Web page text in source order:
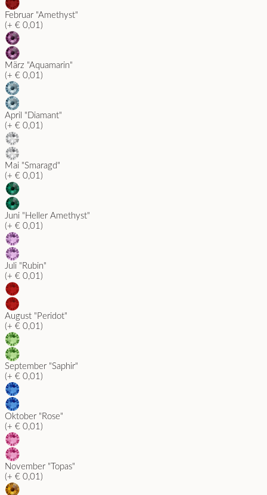
Februar "Amethyst"
(+ € 0,01)
März "Aquamarin"
(+ € 0,01)
April "Diamant"
(+ € 0,01)
Mai "Smaragd"
(+ € 0,01)
Juni "Heller Amethyst"
(+ € 0,01)
Juli "Rubin"
(+ € 0,01)
August "Peridot"
(+ € 0,01)
September "Saphir"
(+ € 0,01)
Oktober "Rose"
(+ € 0,01)
November "Topas"
(+ € 0,01)